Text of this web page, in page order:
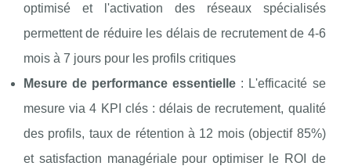
optimisé et l'activation des réseaux spécialisés
permettent de réduire les délais de recrutement de 4-6
mois à 7 jours pour les profils critiques
Mesure de performance essentielle : L'efficacité se
mesure via 4 KPI clés : délais de recrutement, qualité
des profils, taux de rétention à 12 mois (objectif 85%)
et satisfaction managériale pour optimiser le ROI de